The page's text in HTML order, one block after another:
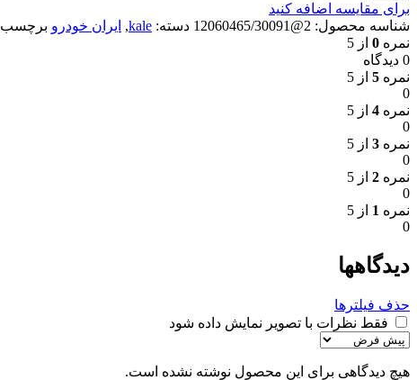
برای مقایسه اضافه کنید
شناسه محصول: 2@12060465/30091 دسته: kale
, ایران خودرو
نمره 0 از 5
0 دیدگاه
نمره 5 از 5
0
نمره 4 از 5
0
نمره 3 از 5
0
نمره 2 از 5
0
نمره 1 از 5
0
دیدگاهها
حذف فیلترها
فقط نظرات با تصویر نمایش داده شود
هیچ دیدگاهی برای این محصول نوشته نشده است.